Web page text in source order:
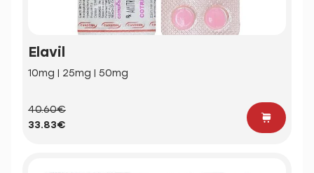
Elavil
10mg | 25mg | 50mg
40.60€
33.83€